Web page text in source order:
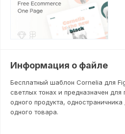
Информация о файле
Бесплатный шаблон Cornelia для
светлых тонах и предназначен для
одного продукта,
одного товара.